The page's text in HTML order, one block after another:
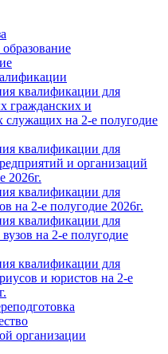
квалификации для
гражданских и
на 2-е полугодие
квалификации для
и организаций
2026г.
квалификации для
на 2-е полугодие 2026г.
квалификации для
на 2-е полугодие
квалификации для
и юристов на 2-е
организации